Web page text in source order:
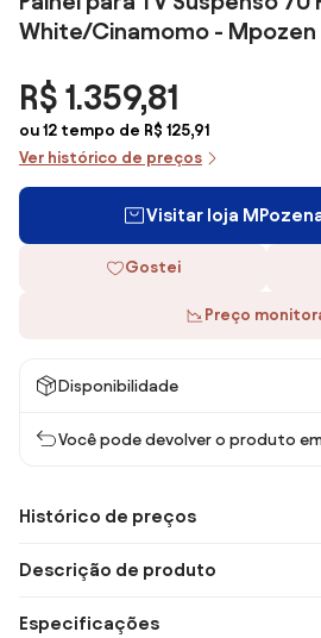
White/Cinamomo - Mpozen
R$ 1.359,81
ou 12 tempo de R$ 125,91
Ver histórico de preços
Visitar loja
Gostei
Preço
Disponibilidade
Você pode devolver o produto
Histórico de preços
Descrição de produto
Especificações